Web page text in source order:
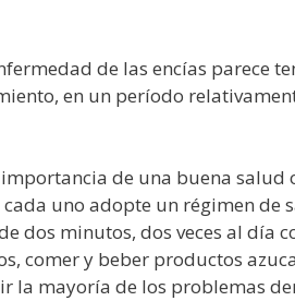
de las encías parece
en un período
de una buena salud
uno adopte un régimen
dos minutos, dos veces al
comer y beber productos
la mayoría de los problemas